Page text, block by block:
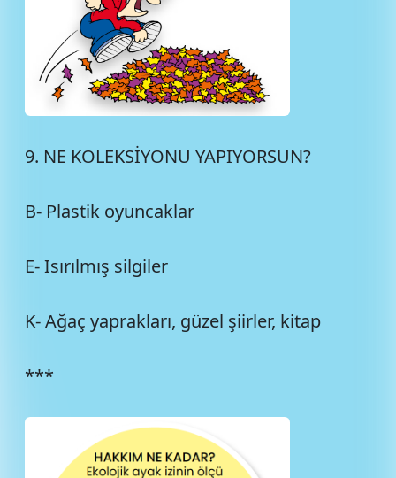
9. NE KOLEKSİYONU YAPIYORSUN?
B- Plastik oyuncaklar
E- Isırılmış silgiler
K- Ağaç yaprakları, güzel şiirler, kitap
***